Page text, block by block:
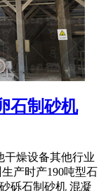
石制砂机
干燥设备其他行业
产时产190吨型石
砾石制砂机 混凝